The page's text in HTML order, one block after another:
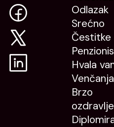
Odlazak
Srećno
Čestitke
Hvala
Venčanja
Brzo